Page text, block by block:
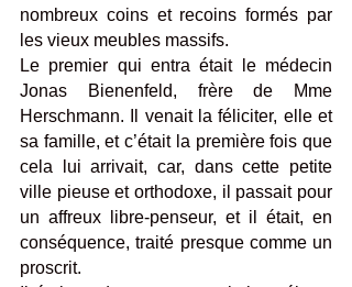
nombreux coins et recoins formés par
les vieux meubles massifs.
Le premier qui entra était le médecin
Jonas Bienenfeld, frère de Mme
Herschmann. Il venait la féliciter, elle et
sa famille, et c’était la première fois que
cela lui arrivait, car, dans cette petite
ville pieuse et orthodoxe, il passait pour
un affreux libre-penseur, et il était, en
conséquence, traité presque comme un
proscrit.